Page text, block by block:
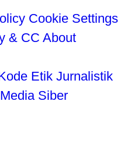
Cookie Settings
& CC About
Etik Jurnalistik
Siber